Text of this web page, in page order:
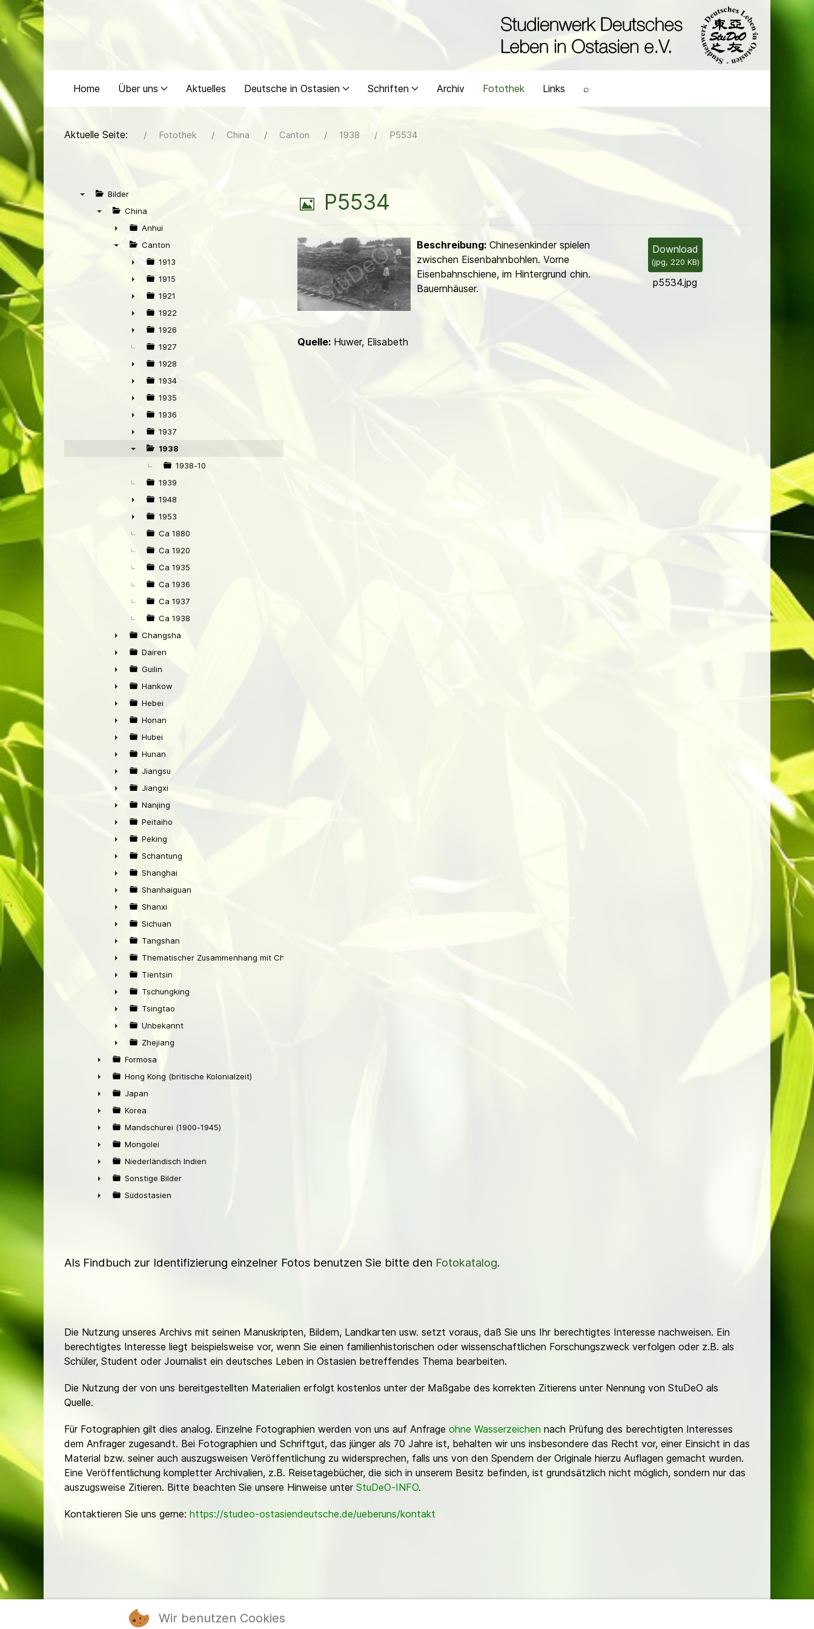
Home Über uns Aktuelles Deutsche in Ostasien Schriften Archiv Fotothek Links ⌕
Aktuelle Seite: Fotothek China Canton 1938 P5534
Bilder
China
►
Anhui
Canton
►
1913
►
1915
►
1921
►
1922
►
1926
1927
►
1928
►
1934
►
1935
►
1936
►
1937
1938
1938-10
1939
►
1948
►
1953
Ca 1880
Ca 1920
Ca 1935
Ca 1936
Ca 1937
Ca 1938
►
Changsha
►
Dairen
►
Guilin
►
Hankow
►
Hebei
►
Honan
►
Hubei
►
Hunan
►
Jiangsu
►
Jiangxi
►
Nanjing
►
Peitaiho
►
Peking
►
Schantung
►
Shanghai
►
Shanhaiguan
►
Shanxi
►
Sichuan
►
Tangshan
►
Thematischer Zusammenhang mit China
►
Tientsin
►
Tschungking
►
Tsingtao
►
Unbekannt
►
Zhejiang
►
Formosa
►
Hong Kong (britische Kolonialzeit)
►
Japan
►
Korea
►
Mandschurei (1900-1945)
►
Mongolei
►
Niederländisch Indien
►
Sonstige Bilder
Südostasien
B
l
d
P5534
Download
(jpg, 220 KB)
p5534.jpg
Beschreibung:Chinesenkinder spielen
zwischen Eisenbahnbohlen. Vorne
Eisenbahn­schiene, im Hintergrund chin.
Bauernhäuser.
Quelle:Huwer, Elisabeth
Als Findbuch zur Identifizierung einzelner Fotos benutzen Sie bitte den Fotokatalog.
Die Nutzung unseres Archivs mit seinen Manuskripten, Bildern, Landkarten usw. setzt voraus, daß Sie uns Ihr berechtigtes Interesse nachweisen. Ein
berechtigtes Interesse liegt beispielsweise vor, wenn Sie einen familienhistorischen oder wissenschaftlichen Forschungszweck verfolgen oder z.B. als
Schüler, Student oder Journalist ein deutsches Leben in Ostasien betreffendes Thema bearbeiten.
Die Nutzung der von uns bereitgestellten Materialien erfolgt kostenlos unter der Maßgabe des korrekten Zitierens unter Nennung von StuDeO als
Quelle.
Für Fotographien gilt dies analog. Einzelne Fotographien werden von uns auf Anfrage ohne Wasserzeichen nach Prüfung des berechtigten Interesses
dem Anfrager zugesandt. Bei Fotographien und Schriftgut, das jünger als 70 Jahre ist, behalten wir uns insbesondere das Recht vor, einer Einsicht in das
Material bzw. seiner auch auszugsweisen Veröffentlichung zu widersprechen, falls uns von den Spendern der Originale hierzu Auflagen gemacht wurden.
Eine Veröffentlichung kompletter Archivalien, z.B. Reisetagebücher, die sich in unserem Besitz befinden, ist grundsätzlich nicht möglich, sondern nur das
auszugsweise Zitieren. Bitte beachten Sie unsere Hinweise unter StuDeO-INFO.
Kontaktieren Sie uns gerne: https://studeo-ostasiendeutsche.de/ueberuns/kontakt
Mitglieder
Wir benutzen Cookies